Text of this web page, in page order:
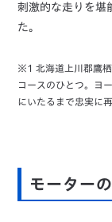
刺激的な走りを堪
た。
※1 北海道上川郡鷹栖
コースのひとつ。ヨ
にいたるまで忠実に
モーター